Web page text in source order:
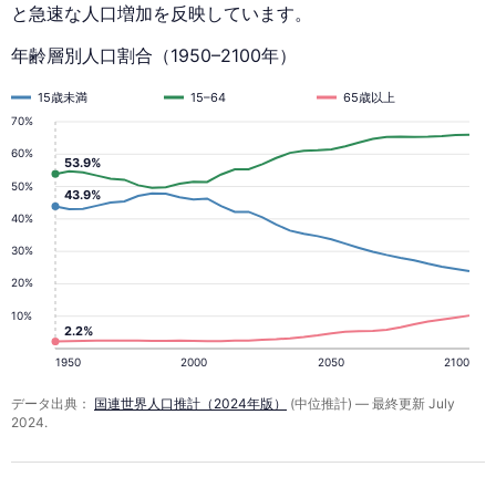
と急速な人口増加を反映しています。
年齢層別人口割合（1950–2100年）
10%
20%
30%
40%
50%
60%
70%
1950 2000 2050 2100
15歳未満 15–64 65歳以上
43.9%
2.2%
53.9%
データ出典： 国連世界人口推計（2024年版）
(中位推計) — 最終更新 July
2024.